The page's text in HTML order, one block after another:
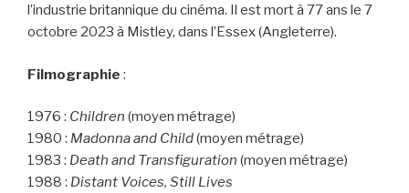
l’industrie britannique du cinéma. Il est mort à 77 ans le 7
octobre 2023 à Mistley, dans l’Essex (Angleterre).
Filmographie :
1976 : Children (moyen métrage)
1980 : Madonna and Child(moyen métrage)
1983 : Death and Transfiguration (moyen métrage)
1988 : Distant Voices, Still Lives